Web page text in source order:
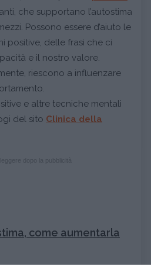
che supportano l’autostima
Possono essere d’aiuto le
positive, delle frasi che ci
e il nostro valore.
riescono a influenzare
e altre tecniche mentali
del sito Clinica della
come aumentarla